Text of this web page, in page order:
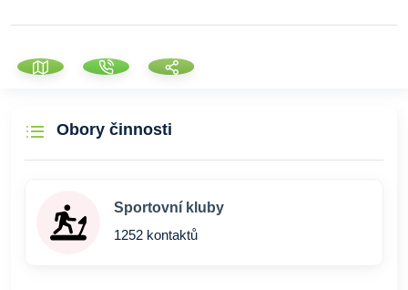
Obory činnosti
Sportovní kluby
1252 kontaktů